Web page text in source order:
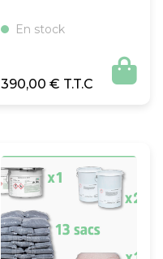
En stock
390,00€ 